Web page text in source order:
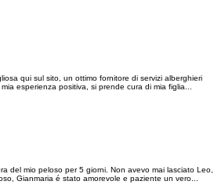
qui sul sito, un ottimo fornitore di servizi alberghieri
esperienza positiva, si prende cura di mia figlia...
del mio peloso per 5 giorni. Non avevo mai lasciato Leo,
Gianmaria é stato amorevole e paziente un vero...